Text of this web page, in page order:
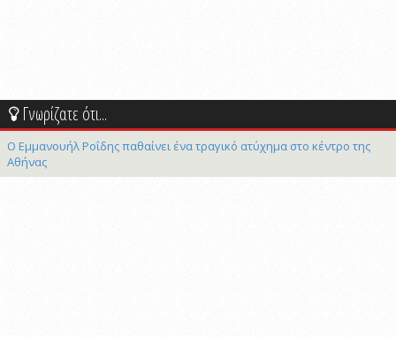
Γνωρίζατε ότι...
Ο Εμμανουήλ Ροΐδης παθαίνει ένα τραγικό ατύχημα στο κέντρο της
Αθήνας